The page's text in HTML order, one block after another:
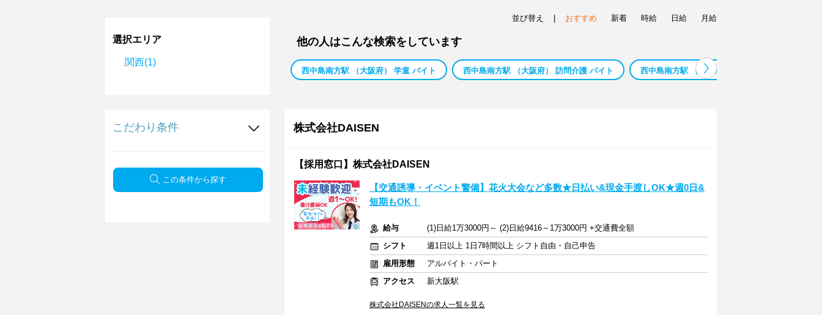
選択エリア
関西(1)
こだわり条件
この条件から探す
並び替え おすすめ 新着 時給 日給 月給
他の人はこんな検索をしています
西中島南方駅 （大阪府） 学童 バイト 西中島南方駅 （大阪府） 訪問介護 バイト 西中島南方駅 （大阪府） 保育補助 バイト
株式会社DAISEN
【採用窓口】株式会社DAISEN
【交通誘導・イベント警備】花火大会など多数★日払い&現金手渡しOK★週0日&
短期もOK！
給与
(1)日給1万3000円～ (2)日給9416～1万3000円 +交通費全額
シフト
週1日以上 1日7時間以上 シフト自由・自己申告
雇用形態
アルバイト・パート
アクセス
新大阪駅
株式会社DAISENの求人一覧を見る